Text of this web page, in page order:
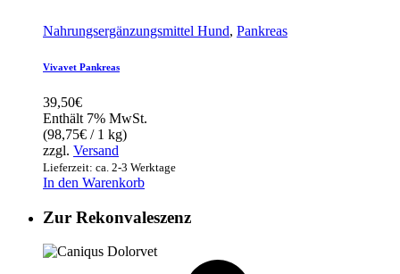
Nahrungsergänzungsmittel Hund, Pankreas
Vivavet Pankreas
39,50€
Enthält 7% MwSt.
(98,75€ / 1 kg)
zzgl. Versand
Lieferzeit: ca. 2-3 Werktage
In den Warenkorb
Zur Rekonvaleszenz